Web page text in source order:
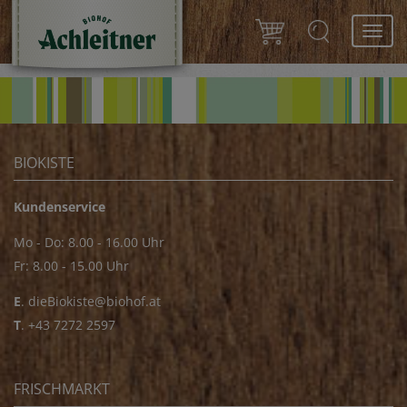
BIOKISTE
Kundenservice
Mo - Do: 8.00 - 16.00 Uhr
Fr: 8.00 - 15.00 Uhr
E. dieBiokiste@biohof.at
T. +43 7272 2597
FRISCHMARKT